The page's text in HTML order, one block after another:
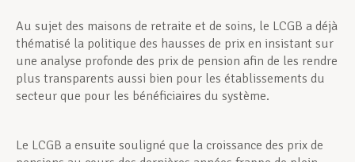
Au sujet des maisons de retraite et de soins, le LCGB a déjà
thématisé la politique des hausses de prix en insistant sur
une analyse profonde des prix de pension afin de les rendre
plus transparents aussi bien pour les établissements du
secteur que pour les bénéficiaires du système.
Le LCGB a ensuite souligné que la croissance des prix de